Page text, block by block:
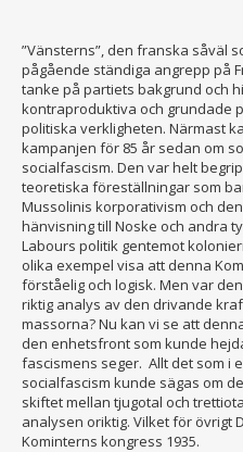
”Vänsterns”, den franska såväl
pågående ständiga angrepp på
tanke på partiets bakgrund och
kontraproduktiva och grundade
politiska verkligheten. Närmast
kampanjen för 85 år sedan om
socialfascism. Den var helt
teoretiska föreställningar som
Mussolinis korporativism och
hänvisning till Noske och andra
Labours politik gentemot
olika exempel visa att denna
förståelig och logisk. Men var
riktig analys av den drivande
massorna? Nu kan vi se att
den enhetsfront som kunde
fascismens seger. Allt det som i
socialfascism kunde sägas om
skiftet mellan tjugotal och
analysen oriktig. Vilket för övrigt
Kominterns kongress 1935.